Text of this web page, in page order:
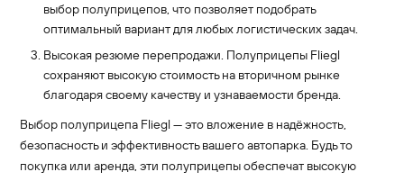
выбор полуприцепов, что позволяет подобрать
оптимальный вариант для любых логистических задач.
Высокая резюме перепродажи. Полуприцепы Fliegl
сохраняют высокую стоимость на вторичном рынке
благодаря своему качеству и узнаваемости бренда.
Выбор полуприцепа Fliegl — это вложение в надёжность,
безопасность и эффективность вашего автопарка. Будь то
покупка или аренда, эти полуприцепы обеспечат высокую